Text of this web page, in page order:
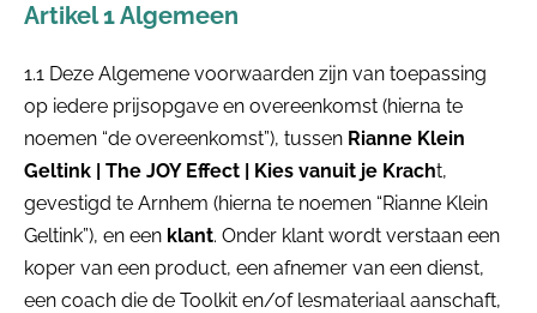
Artikel 1 Algemeen
1.1 Deze Algemene voorwaarden zijn van toepassing
op iedere prijsopgave en overeenkomst (hierna te
noemen “de overeenkomst”), tussen Rianne Klein
Geltink | The JOY Effect | Kies vanuit je Kracht,
gevestigd te Arnhem (hierna te noemen “Rianne Klein
Geltink”), en een klant. Onder klant wordt verstaan een
koper van een product, een afnemer van een dienst,
een coach die de Toolkit en/of lesmateriaal aanschaft,